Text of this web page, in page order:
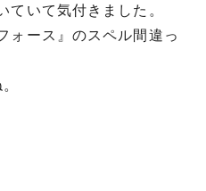
ていて気付きました。
ォース』のスペル間違っ